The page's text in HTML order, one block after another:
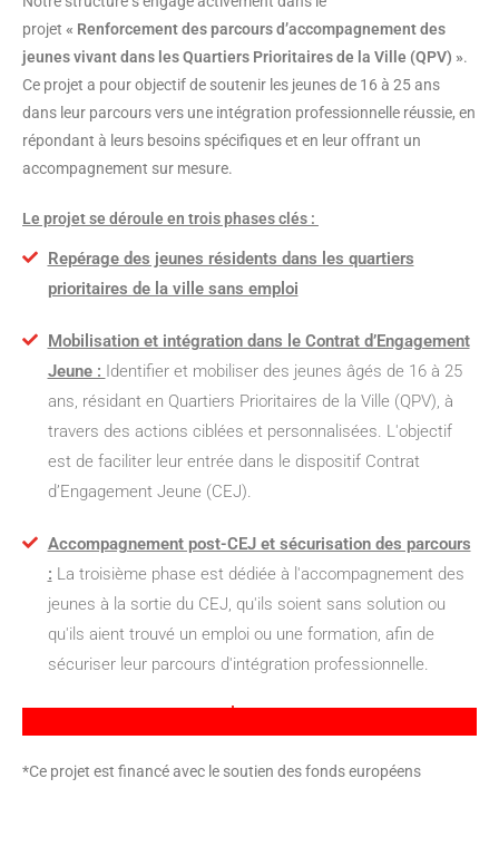
projet « Renforcement des parcours d’accompagnement des
jeunes vivant dans les Quartiers Prioritaires de la Ville (QPV) ».
Ce projet a pour objectif de soutenir les jeunes de 16 à 25 ans
dans leur parcours vers une intégration professionnelle réussie, en
répondant à leurs besoins spécifiques et en leur offrant un
accompagnement sur mesure.
Le projet se déroule en trois phases clés :
Repérage des jeunes résidents dans les quartiers
prioritaires de la ville sans emploi
Mobilisation et intégration dans le Contrat d’Engagement
Jeune : Identifier et mobiliser des jeunes âgés de 16 à 25
ans, résidant en Quartiers Prioritaires de la Ville (QPV), à
travers des actions ciblées et personnalisées. L'objectif
est de faciliter leur entrée dans le dispositif Contrat
d’Engagement Jeune (CEJ).
Accompagnement post-CEJ et sécurisation des parcours
: La troisième phase est dédiée à l'accompagnement des
jeunes à la sortie du CEJ, qu'ils soient sans solution ou
qu'ils aient trouvé un emploi ou une formation, afin de
sécuriser leur parcours d'intégration professionnelle.
*Ce projet est financé avec le soutien des fonds européens